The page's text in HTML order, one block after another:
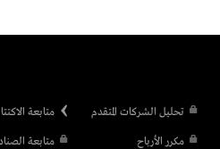
تحليل الشركات المتقدم
مكرر الأرباح
متابعة
متابعة